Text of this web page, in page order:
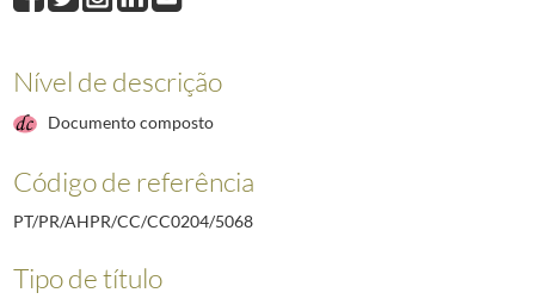
5069 Região Autónoma dos Açores
Jornada de Ambiente, 25 e 26 de novembro de 2004
5089 Estabelecimento prisional de Pinheiro da Cruz
5907 Conferência sobre VIH/SIDA - Dublin - 22/24 Fevereiro 2004
Nível de descrição
Documento composto
Código de referência
PT/PR/AHPR/CC/CC0204/5068
Tipo de título